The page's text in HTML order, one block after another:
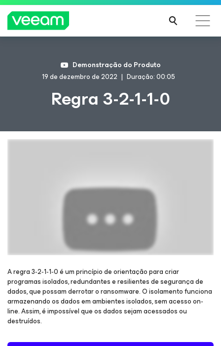
Orientações da Veeam para os clientes afetados
pela atualização de conteúdo da CrowdStrike
Demonstração do Produto
19 de dezembro de 2022
Duração: 00:05
Regra 3-2-1-1-0
Inscreva-se para ganhar acesso e assista ao webinar
A regra 3‑2‑1‑1‑0 é um princípio de orientação para criar
programas isolados, redundantes e resilientes de segurança de
dados, que possam derrotar o ransomware. O isolamento funciona
armazenando os dados em ambientes isolados, sem acesso on-
line. Assim, é impossível que os dados sejam acessados ou
destruídos.